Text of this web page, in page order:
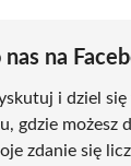
nas na
i dziel się
gdzie
zdanie się